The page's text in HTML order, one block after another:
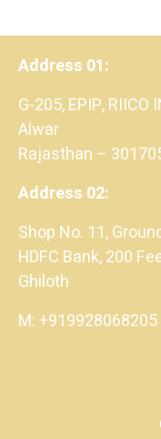
Address 01:
G-205, EPIP, RIICO
Alwar
Rajasthan –
Address 02:
Shop No. 11,
HDFC Bank, 200
Ghiloth
M: +919928068205